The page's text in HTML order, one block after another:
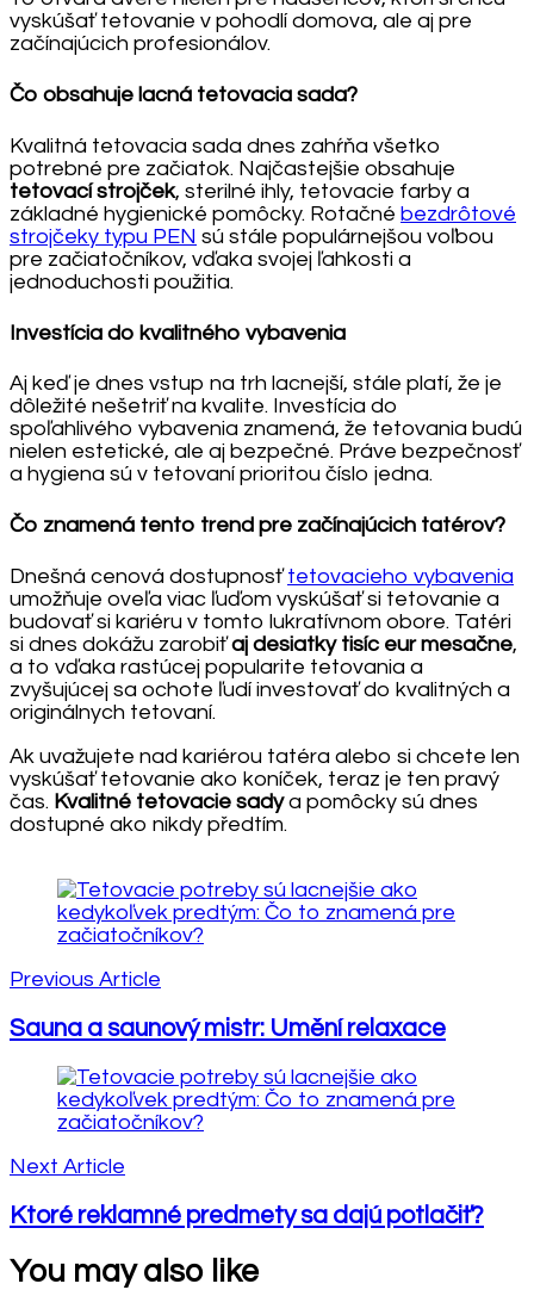
vyskúšať tetovanie v pohodlí domova, ale aj pre
začínajúcich profesionálov.
Čo obsahuje lacná tetovacia sada?
Kvalitná tetovacia sada dnes zahŕňa všetko
potrebné pre začiatok. Najčastejšie obsahuje
tetovací strojček, sterilné ihly, tetovacie farby a
základné hygienické pomôcky. Rotačné bezdrôtové
strojčeky typu PEN sú stále populárnejšou voľbou
pre začiatočníkov, vďaka svojej ľahkosti a
jednoduchosti použitia.
Investícia do kvalitného vybavenia
Aj keď je dnes vstup na trh lacnejší, stále platí, že je
dôležité nešetriť na kvalite. Investícia do
spoľahlivého vybavenia znamená, že tetovania budú
nielen estetické, ale aj bezpečné. Práve bezpečnosť
a hygiena sú v tetovaní prioritou číslo jedna.
Čo znamená tento trend pre začínajúcich tatérov?
Dnešná cenová dostupnosťtetovacieho vybavenia
umožňuje oveľa viac ľuďom vyskúšať si tetovanie a
budovať si kariéru v tomto lukratívnom obore. Tatéri
si dnes dokážu zarobiťaj desiatky tisíc eur mesačne,
a to vďaka rastúcej popularite tetovania a
zvyšujúcej sa ochote ľudí investovať do kvalitných a
originálnych tetovaní.
Ak uvažujete nad kariérou tatéra alebo si chcete len
vyskúšať tetovanie ako koníček, teraz je ten pravý
čas. Kvalitné tetovacie sadya pomôcky sú dnes
dostupné ako nikdy předtím.
Post
Navigation
Previous Article
Sauna a saunový mistr: Umění relaxace
Next Article
Ktoré reklamné predmety sa dajú potlačiť?
You may also like